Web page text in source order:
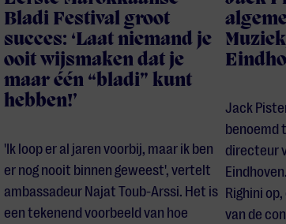
Bladi Festival groot
succes: ‘Laat niemand je
ooit wijsmaken dat je
maar één “bladi” kunt
hebben!’
'Ik loop er al jaren voorbij, maar ik ben
er nog nooit binnen geweest', vertelt
ambassadeur Najat Toub-Arssi. Het is
een tekenend voorbeeld van hoe
Jack
benoemd
directeur
Righini
van de